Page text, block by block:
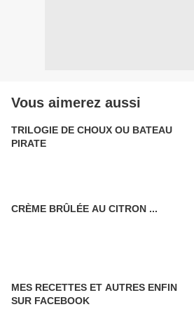
Vous aimerez aussi
TRILOGIE DE CHOUX OU BATEAU
PIRATE
CRÈME BRÛLÉE AU CITRON ...
MES RECETTES ET AUTRES ENFIN
SUR FACEBOOK